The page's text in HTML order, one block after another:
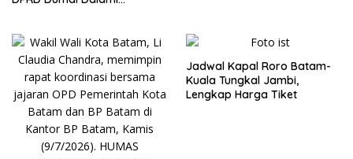
Jadwal Kapal Roro Batam-
Kuala Tungkal Jambi,
Lengkap Harga Tiket